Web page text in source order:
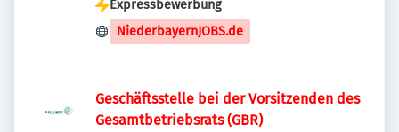
Expressbewerbung
NiederbayernJOBS.de
Geschäftsstelle bei der Vorsitzenden des
Gesamtbetriebsrats (GBR)